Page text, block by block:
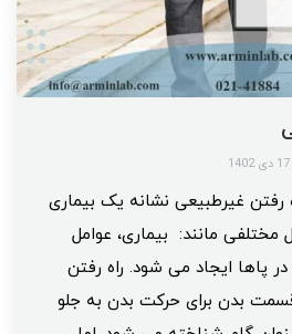
17 دی 1402
رفتن غیرطبیعی نشانه یک بیماری
مختلفی مانند: بیماری، عوامل
پاها ایجاد می شود. راه رفتن
بدن برای حرکت بدن به جلو